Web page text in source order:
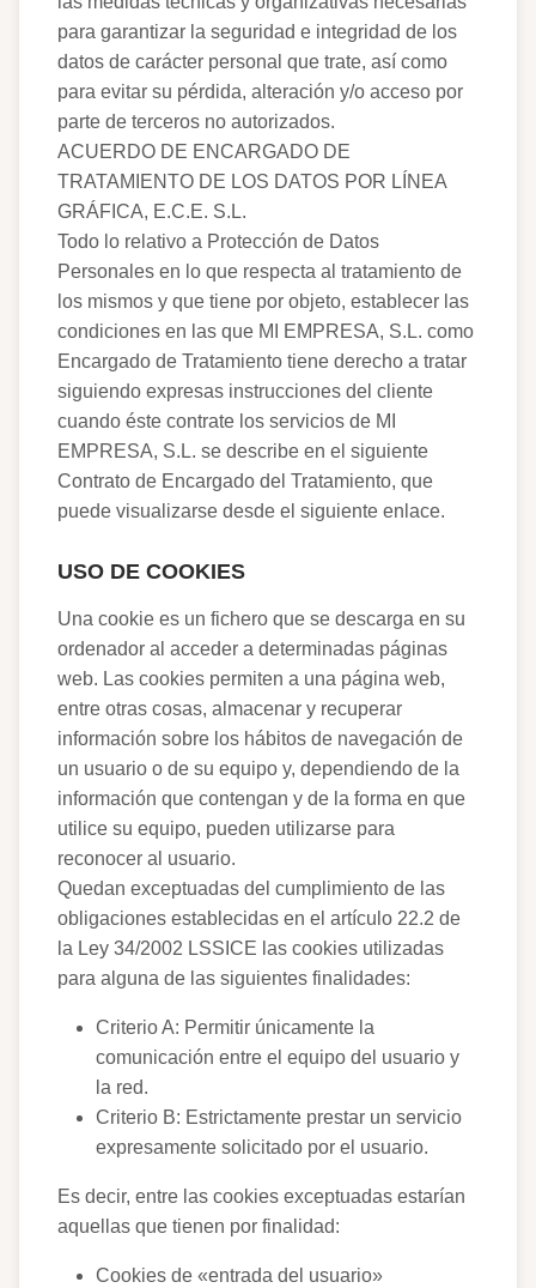
para garantizar la seguridad e integridad de los
datos de carácter personal que trate, así como
para evitar su pérdida, alteración y/o acceso por
parte de terceros no autorizados.
ACUERDO DE ENCARGADO DE
TRATAMIENTO DE LOS DATOS POR LÍNEA
GRÁFICA, E.C.E. S.L.
Todo lo relativo a Protección de Datos
Personales en lo que respecta al tratamiento de
los mismos y que tiene por objeto, establecer las
condiciones en las que MI EMPRESA, S.L. como
Encargado de Tratamiento tiene derecho a tratar
siguiendo expresas instrucciones del cliente
cuando éste contrate los servicios de MI
EMPRESA, S.L. se describe en el siguiente
Contrato de Encargado del Tratamiento, que
puede visualizarse desde el siguiente enlace.
USO DE COOKIES
Una cookie es un fichero que se descarga en su
ordenador al acceder a determinadas páginas
web. Las cookies permiten a una página web,
entre otras cosas, almacenar y recuperar
información sobre los hábitos de navegación de
un usuario o de su equipo y, dependiendo de la
información que contengan y de la forma en que
utilice su equipo, pueden utilizarse para
reconocer al usuario.
Quedan exceptuadas del cumplimiento de las
obligaciones establecidas en el artículo 22.2 de
la Ley 34/2002 LSSICE las cookies utilizadas
para alguna de las siguientes finalidades:
Criterio A: Permitir únicamente la
comunicación entre el equipo del usuario y
la red.
Criterio B: Estrictamente prestar un servicio
expresamente solicitado por el usuario.
Es decir, entre las cookies exceptuadas estarían
aquellas que tienen por finalidad:
Cookies de «entrada del usuario»